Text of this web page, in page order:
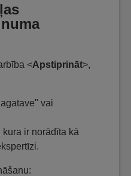
<Apstiprināt>,
vai
ir norādīta kā